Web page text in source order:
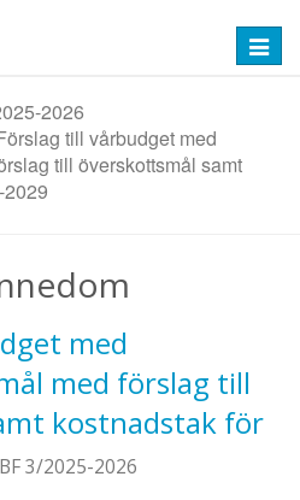
2026
till vårbudget med
till överskottsmål samt
med
med förslag till
kostnadstak för
BF 3/2025-2026